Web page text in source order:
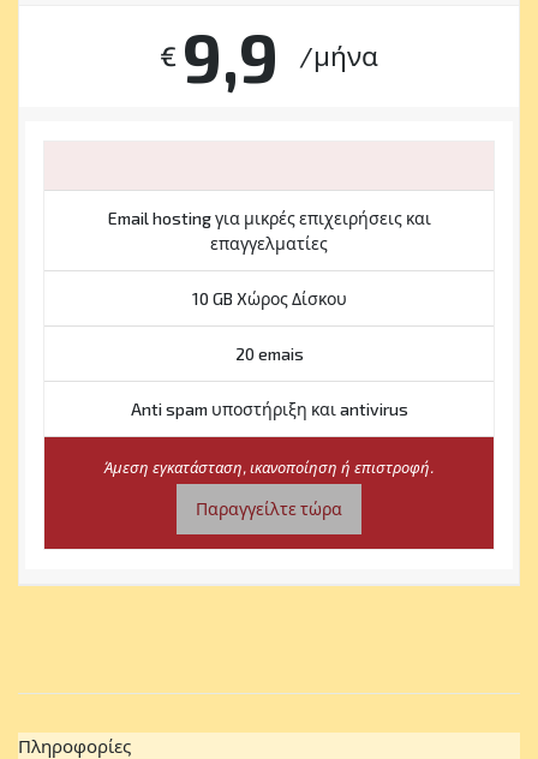
€ 9,9 /μήνα
Email hosting για μικρές επιχειρήσεις και
επαγγελματίες
10 GB Xώρος Δίσκου
20 emais
Anti spam υποστήριξη και antivirus
Άμεση εγκατάσταση, ικανοποίηση ή επιστροφή.
Παραγγείλτε τώρα
Πληροφορίες